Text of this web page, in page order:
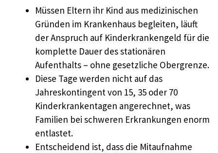
Müssen Eltern ihr Kind aus medizinischen
Gründen im Krankenhaus begleiten, läuft
der Anspruch auf Kinderkrankengeld für die
komplette Dauer des stationären
Aufenthalts – ohne gesetzliche Obergrenze.​
Diese Tage werden nicht auf das
Jahreskontingent von 15, 35 oder 70
Kinderkrankentagen angerechnet, was
Familien bei schweren Erkrankungen enorm
entlastet.​
Entscheidend ist, dass die Mitaufnahme